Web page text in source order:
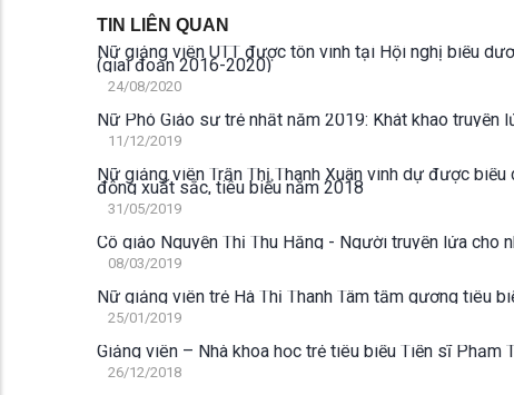
TIN LIÊN QUAN
Nữ giảng viên UTT được tôn vinh tại Hội nghị biểu
(giai đoạn 2016-2020)
24/08/2020
Nữ Phó Giáo sư trẻ nhất năm 2019: Khát khao truyền
11/12/2019
Nữ giảng viên Trần Thị Thanh Xuân vinh dự được biểu dương và tôn vinh tại
động xuất sắc, tiêu biểu năm 2018
31/05/2019
Cô giáo Nguyễn Thị Thu Hằng - Người truyền lửa cho
08/03/2019
Nữ giảng viên trẻ Hà Thị Thanh Tâm tấm gương tiêu
25/01/2019
Giảng viên – Nhà khoa học trẻ tiêu biểu Tiến sĩ Phạm
26/12/2018